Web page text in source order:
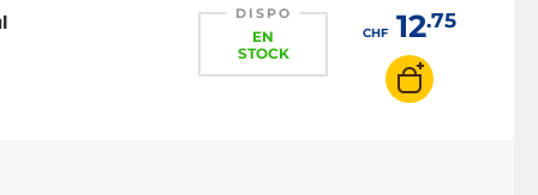
DISPO
EN
STOCK
CHF12.75